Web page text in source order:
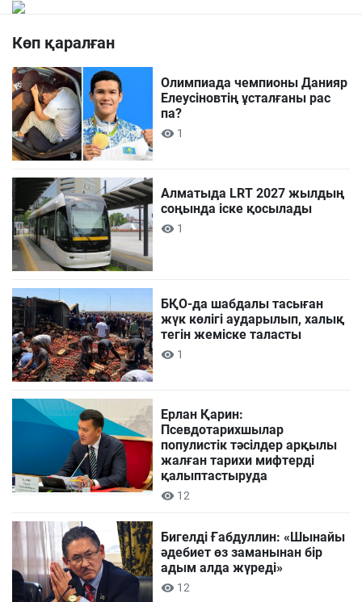
Көп қаралған
Олимпиада чемпионы Данияр
Елеусіновтің ұсталғаны рас
па?
1
Алматыда LRT 2027 жылдың
соңында іске қосылады
1
БҚО-да шабдалы тасыған
жүк көлігі аударылып, халық
тегін жеміске таласты
1
Ерлан Қарин:
Псевдотарихшылар
популистік тәсілдер арқылы
жалған тарихи мифтерді
қалыптастыруда
12
Бигелді Ғабдуллин: «Шынайы
әдебиет өз заманынан бір
адым алда жүреді»
12